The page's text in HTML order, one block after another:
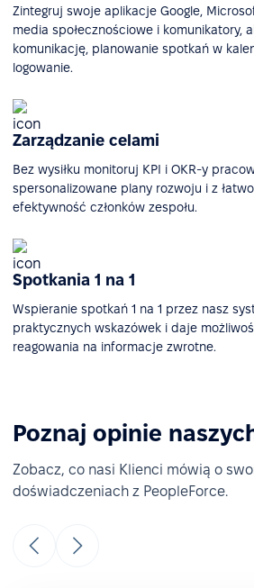
Zintegruj swoje aplikacje Google,
media społecznościowe i komunikatory,
komunikację, planowanie spotkań w
logowanie.
Zarządzanie celami
Bez wysiłku monitoruj KPI i OKR-y
spersonalizowane plany rozwoju i z
efektywność członków zespołu.
Spotkania 1 na 1
Wspieranie spotkań 1 na 1 przez nasz
praktycznych wskazówek i daje
reagowania na informacje zwrotne.
Poznaj opinie
Zobacz, co nasi Klienci mówią o
doświadczeniach z PeopleForce.